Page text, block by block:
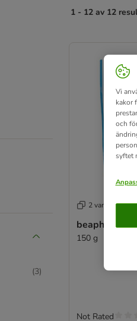
(3)
1 - 12 av 12
2 varianter
beaphar
150 g
Not Rated
Vi
kakor
och
syftet